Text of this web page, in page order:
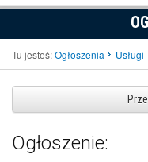
Tu jesteś:Ogłoszenia Usługi
Ogłoszenie: